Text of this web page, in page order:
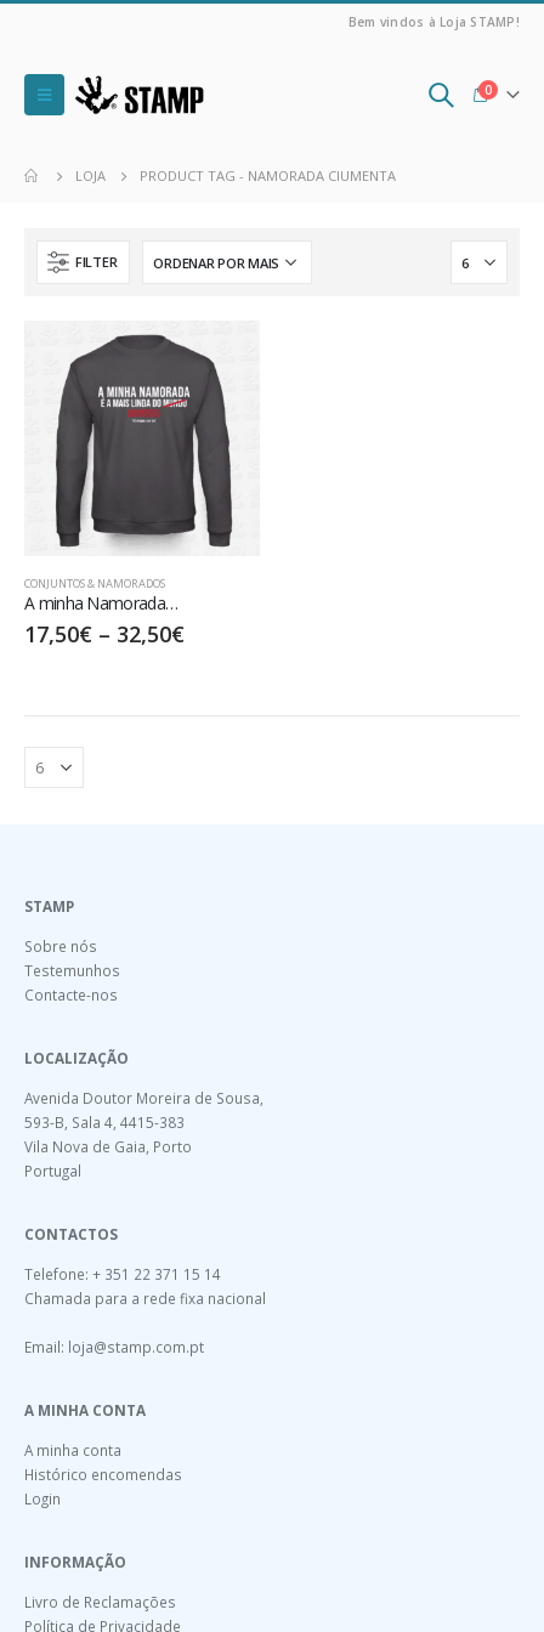
Bem vindos à Loja STAMP!
0
LOJA PRODUCT TAG - NAMORADA CIUMENTA
FILTER
CONJUNTOS & NAMORADOS
A minha Namorada…
17,50€ – 32,50€
STAMP
Sobre nós
Testemunhos
Contacte-nos
LOCALIZAÇÃO
Avenida Doutor Moreira de Sousa,
593-B, Sala 4, 4415-383
Vila Nova de Gaia, Porto
Portugal
CONTACTOS
Telefone: + 351 22 371 15 14
Chamada para a rede fixa nacional
Email: loja@stamp.com.pt
A MINHA CONTA
A minha conta
Histórico encomendas
Login
INFORMAÇÃO
Livro de Reclamações
Política de Privacidade